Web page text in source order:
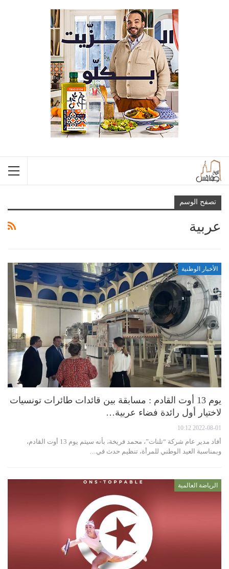
تصفح الوسم
عربية
الأخبار الوطنية
يوم 13 أوت القادم : مسابقة بين قائدات طائرات تونسيات
لاختيار أول رائدة فضاء عربية…
2022-08-01 10:12
أفاد مدير عام شركة “تلنات”، محمد فريخة، بأنه سيتم يوم 13 أوت القادم،
وبمناسبة العيد الوطني للمرأة، تنظيم حدث في…
الرياضة العالمية